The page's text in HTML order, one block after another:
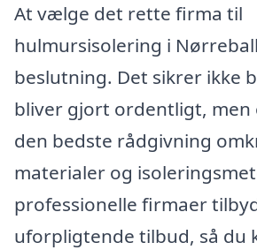
At vælge det rette firma til
hulmursisolering i
beslutning. Det sikrer ikke
bliver gjort ordentligt, men
den bedste rådgivning
materialer og
professionelle firmaer
uforpligtende tilbud, så du